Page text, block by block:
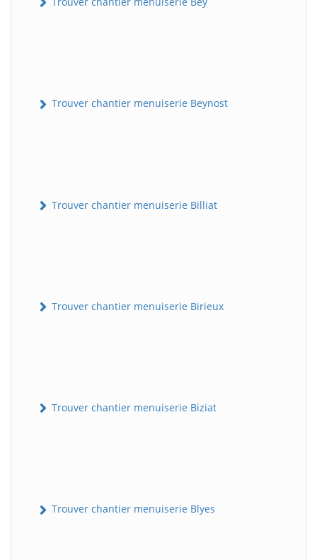
Trouver chantier menuiserie Beynost
Trouver chantier menuiserie Billiat
Trouver chantier menuiserie Birieux
Trouver chantier menuiserie Biziat
Trouver chantier menuiserie Blyes